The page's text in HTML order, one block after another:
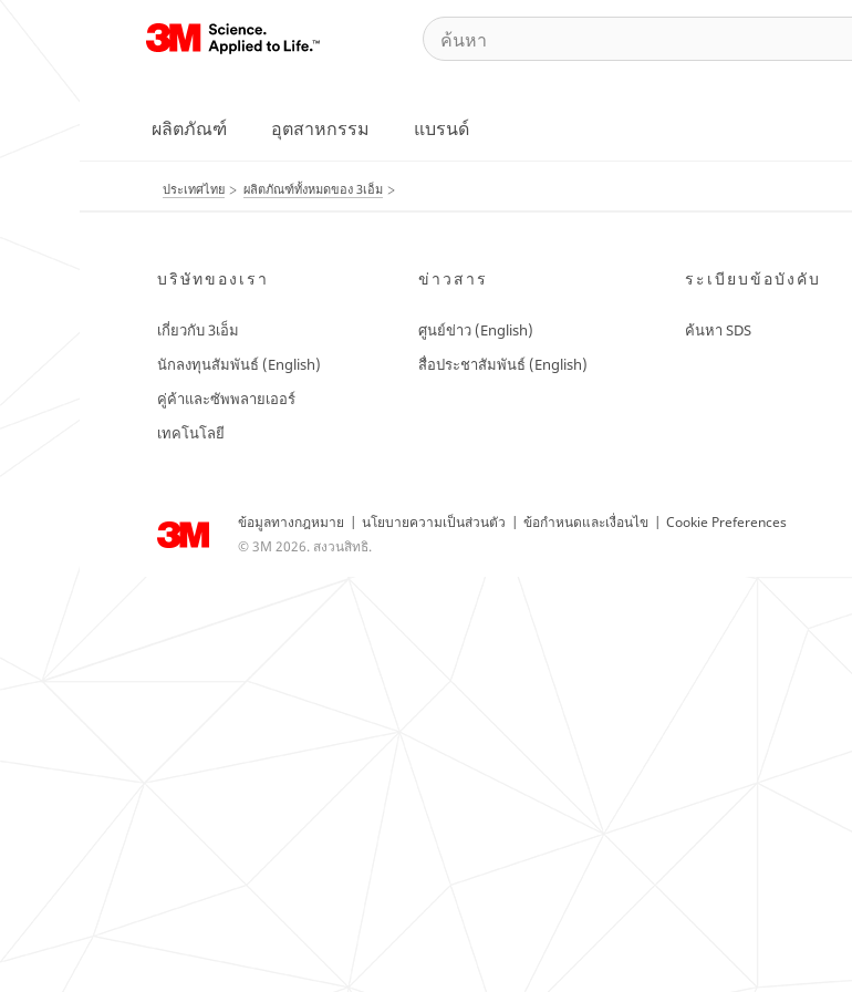
ผลิตภัณฑ์ อุตสาหกรรม แบรนด์
ประเทศไทย ผลิตภัณฑ์ทั้งหมดของ 3เอ็ม
บริษัทของเรา
เกี่ยวกับ 3เอ็ม
นักลงทุนสัมพันธ์ (English)
คู่ค้าและซัพพลายเออร์
เทคโนโลยี
ข่าวสาร
ศูนย์ข่าว (English)
สื่อประชาสัมพันธ์ (English)
ระเบียบข้อบังคับ
ค้นหา SDS
ข้อมูลทางกฎหมาย | นโยบายความเป็นส่วนตัว | ข้อกำหนดและเงื่อนไข | Cookie Preferences
© 3M 2026. สงวนสิทธิ.